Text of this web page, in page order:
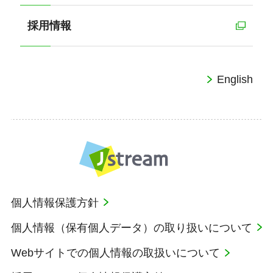
採用情報
English
個人情報保護方針
個人情報（保有個人データ）の取り扱いについて
Webサイトでの個人情報の取扱いについて